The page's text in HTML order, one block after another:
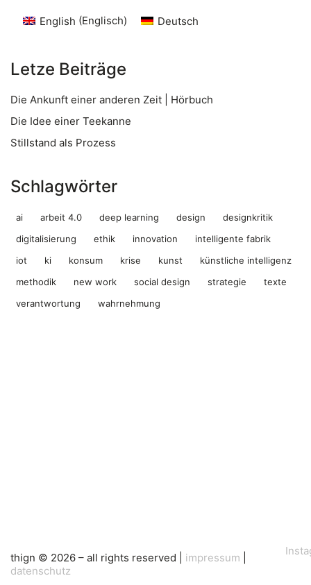
English (Englisch) Deutsch
Letze Beiträge
Die Ankunft einer anderen Zeit | Hörbuch
Die Idee einer Teekanne
Stillstand als Prozess
Schlagwörter
ai arbeit 4.0 deep learning design
designkritik
digitalisierung
ethik innovation
intelligente fabrik
iot
ki konsum krise kunst
künstliche intelligenz
methodik
new work social design strategie
texte
verantwortung
wahrnehmung
thign © 2026 – all rights reserved | impressum
datenschutz